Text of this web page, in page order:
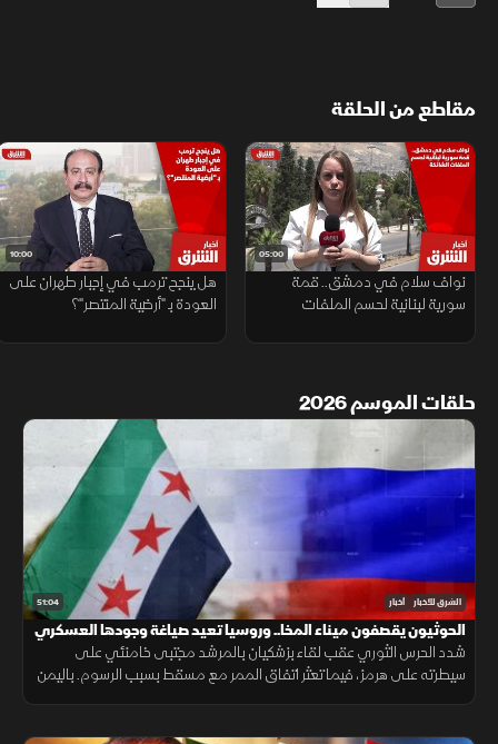
مقاطع من الحلقة
05:00
نواف سلام في دمشق.. قمة
سورية لبنانية لحسم الملفات
10:00
هل ينجح ترمب في إجبار طهران على
العودة بـ "أرضية المنتصر"؟
حلقات الموسم 2026
51:04 الشرق للأخبار أخبار
الحوثيون يقصفون ميناء المخا.. وروسيا تعيد صياغة وجودها العسكري
بسوريا
شدد الحرس الثوري عقب لقاء بزشكيان بالمرشد مجتبى خامنئي على
سيطرته على هرمز، فيما تعثر اتفاق الممر مع مسقط بسبب الرسوم. باليمن